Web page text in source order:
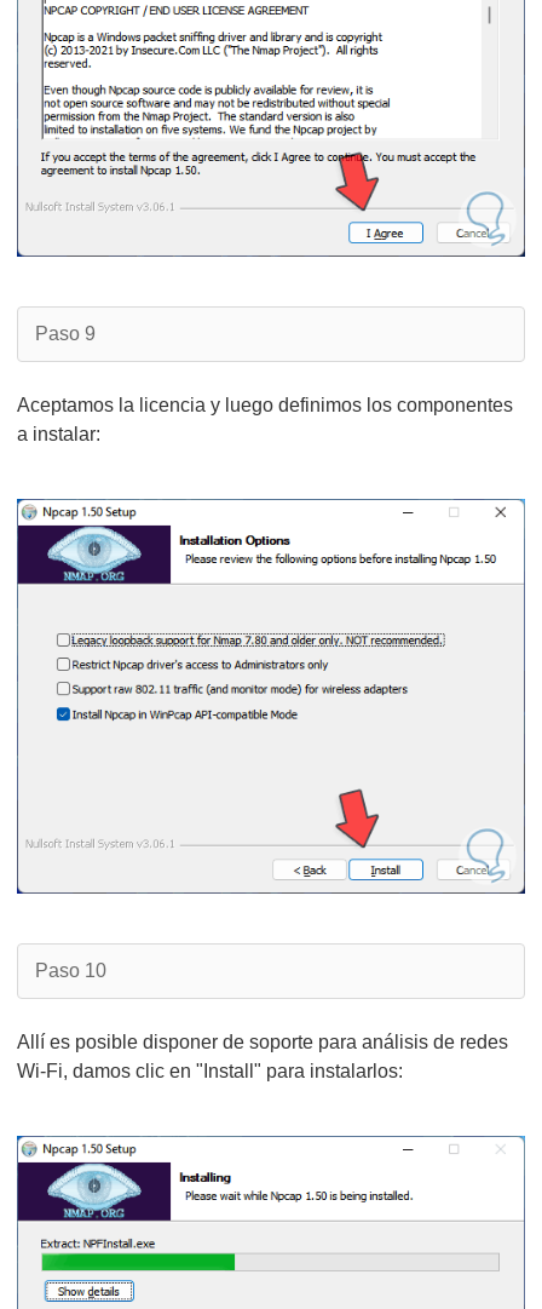
Paso 9
Aceptamos la licencia y luego definimos los componentes
a instalar:
Paso 10
Allí es posible disponer de soporte para análisis de redes
Wi-Fi, damos clic en "Install" para instalarlos: